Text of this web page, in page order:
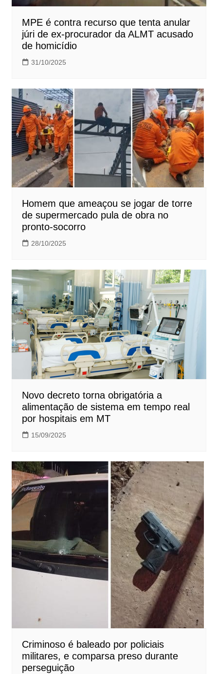
MPE é contra recurso que tenta anular
júri de ex-procurador da ALMT acusado
de homicídio
31/10/2025
Homem que ameaçou se jogar de torre
de supermercado pula de obra no
pronto-socorro
28/10/2025
Novo decreto torna obrigatória a
alimentação de sistema em tempo real
por hospitais em MT
15/09/2025
Criminoso é baleado por policiais
militares, e comparsa preso durante
perseguição